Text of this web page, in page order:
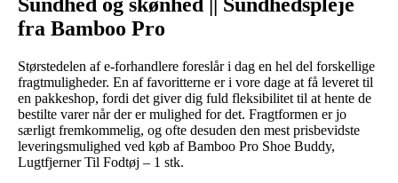
fra Bamboo Pro
Størstedelen af e-forhandlere foreslår i dag en hel del forskellige
fragtmuligheder. En af favoritterne er i vore dage at få leveret til
en pakkeshop, fordi det giver dig fuld fleksibilitet til at hente de
bestilte varer når der er mulighed for det. Fragtformen er jo
særligt fremkommelig, og ofte desuden den mest prisbevidste
leveringsmulighed ved køb af Bamboo Pro Shoe Buddy,
Lugtfjerner Til Fodtøj – 1 stk.